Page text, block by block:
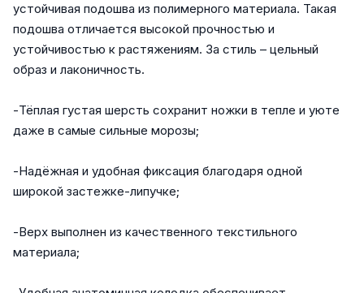
устойчивая подошва из полимерного материала. Такая
подошва отличается высокой прочностью и
устойчивостью к растяжениям. За стиль – цельный
образ и лаконичность.
-Тёплая густая шерсть сохранит ножки в тепле и уюте
даже в самые сильные морозы;
-Надёжная и удобная фиксация благодаря одной
широкой застежке-липучке;
-Верх выполнен из качественного текстильного
материала;